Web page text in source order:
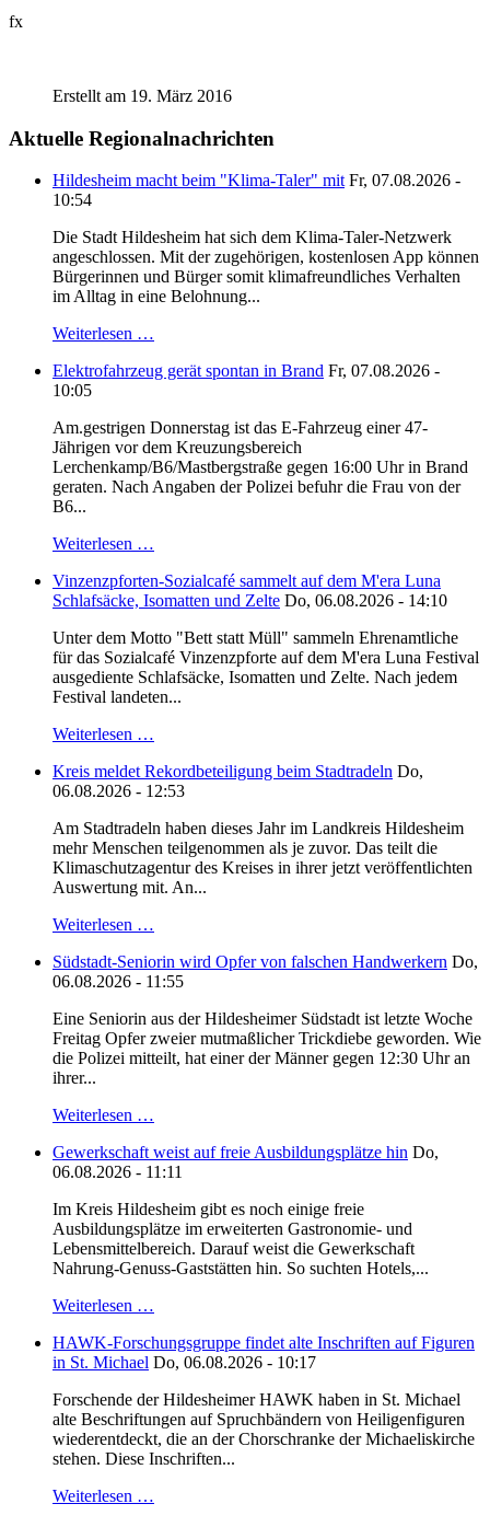
fx
Erstellt am 19. März 2016
Aktuelle Regionalnachrichten
Hildesheim macht beim "Klima-Taler" mit Fr, 07.08.2026 -
10:54
Die Stadt Hildesheim hat sich dem Klima-Taler-Netzwerk
angeschlossen. Mit der zugehörigen, kostenlosen App können
Bürgerinnen und Bürger somit klimafreundliches Verhalten
im Alltag in eine Belohnung...
Weiterlesen …
Elektrofahrzeug gerät spontan in Brand Fr, 07.08.2026 -
10:05
Am.gestrigen Donnerstag ist das E-Fahrzeug einer 47-
Jährigen vor dem Kreuzungsbereich
Lerchenkamp/B6/Mastbergstraße gegen 16:00 Uhr in Brand
geraten. Nach Angaben der Polizei befuhr die Frau von der
B6...
Weiterlesen …
Vinzenzpforten-Sozialcafé sammelt auf dem M'era Luna
Schlafsäcke, Isomatten und Zelte Do, 06.08.2026 - 14:10
Unter dem Motto "Bett statt Müll" sammeln Ehrenamtliche
für das Sozialcafé Vinzenzpforte auf dem M'era Luna Festival
ausgediente Schlafsäcke, Isomatten und Zelte. Nach jedem
Festival landeten...
Weiterlesen …
Kreis meldet Rekordbeteiligung beim Stadtradeln Do,
06.08.2026 - 12:53
Am Stadtradeln haben dieses Jahr im Landkreis Hildesheim
mehr Menschen teilgenommen als je zuvor. Das teilt die
Klimaschutzagentur des Kreises in ihrer jetzt veröffentlichten
Auswertung mit. An...
Weiterlesen …
Südstadt-Seniorin wird Opfer von falschen Handwerkern Do,
06.08.2026 - 11:55
Eine Seniorin aus der Hildesheimer Südstadt ist letzte Woche
Freitag Opfer zweier mutmaßlicher Trickdiebe geworden. Wie
die Polizei mitteilt, hat einer der Männer gegen 12:30 Uhr an
ihrer...
Weiterlesen …
Gewerkschaft weist auf freie Ausbildungsplätze hin Do,
06.08.2026 - 11:11
Im Kreis Hildesheim gibt es noch einige freie
Ausbildungsplätze im erweiterten Gastronomie- und
Lebensmittelbereich. Darauf weist die Gewerkschaft
Nahrung-Genuss-Gaststätten hin. So suchten Hotels,...
Weiterlesen …
HAWK-Forschungsgruppe findet alte Inschriften auf Figuren
in St. Michael Do, 06.08.2026 - 10:17
Forschende der Hildesheimer HAWK haben in St. Michael
alte Beschriftungen auf Spruchbändern von Heiligenfiguren
wiederentdeckt, die an der Chorschranke der Michaeliskirche
stehen. Diese Inschriften...
Weiterlesen …